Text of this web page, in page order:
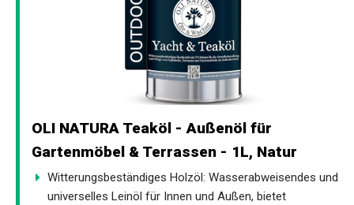
OLI NATURA Teaköl - Außenöl für
Gartenmöbel & Terrassen - 1L, Natur
Witterungsbeständiges Holzöl: Wasserabweisendes und
universelles Leinöl für Innen und Außen, bietet